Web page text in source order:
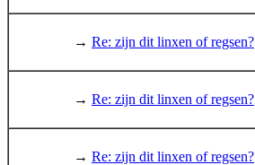
→ Re: zijn dit linxen of regsen?
→ Re: zijn dit linxen of regsen?
→ Re: zijn dit linxen of regsen?